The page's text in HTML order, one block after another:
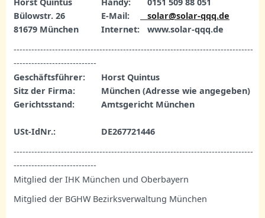
Bülowstr. 26
81679 München
E-Mail:
Internet:
solar@solar-qqq.de
www.solar-qqq.de
---------------------------------------------------------------------------------
----------------------------
Geschäftsführer:
Sitz der Firma:
Gerichtsstand:
USt-IdNr.:
Horst Quintus
München (Adresse wie angegeben)
Amtsgericht München
DE267721446
---------------------------------------------------------------------------------
----------------------------
Mitglied der IHK München und Oberbayern
Mitglied der BGHW Bezirksverwaltung München